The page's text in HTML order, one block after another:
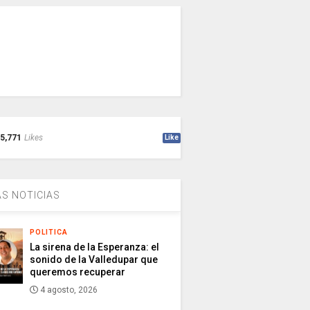
5,771 Likes Like
NOTICIAS
POLITICA
La sirena de la Esperanza: el
sonido de la Valledupar que
queremos recuperar
4 agosto, 2026